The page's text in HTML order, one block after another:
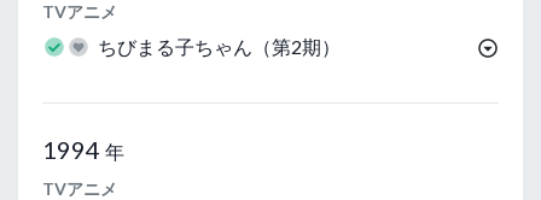
TVアニメ
ちびまる子ちゃん（第2期）
1994 年
TVアニメ